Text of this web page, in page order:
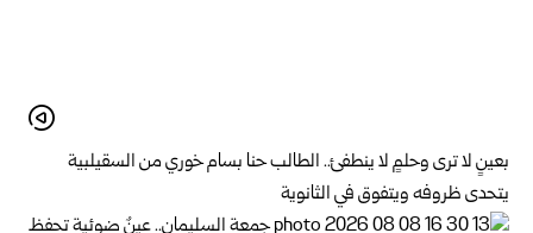
بعينٍ لا ترى وحلمٍ لا ينطفئ.. الطالب حنا بسام خوري من السقيلبية
يتحدى ظروفه ويتفوق في الثانوية